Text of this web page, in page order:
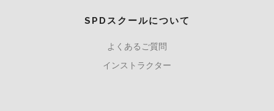
SPDスクールについて
よくあるご質問
インストラクター